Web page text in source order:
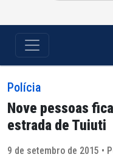
Polícia
Nove pessoas
estrada de Tuiuti
9 de setembro de 2015 •